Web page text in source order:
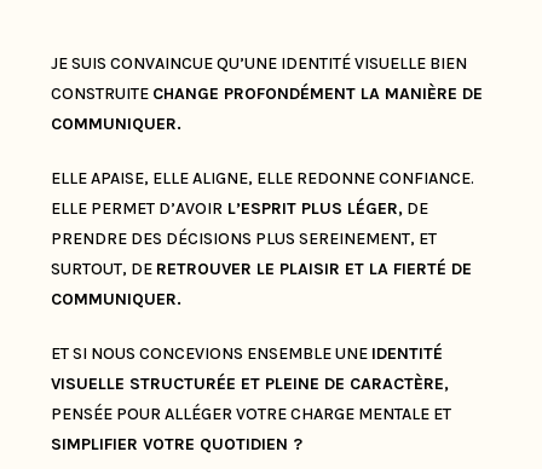
JE SUIS CONVAINCUE QU’UNE IDENTITÉ VISUELLE BIEN
CONSTRUITE CHANGE PROFONDÉMENT LA MANIÈRE DE
COMMUNIQUER.
ELLE APAISE, ELLE ALIGNE, ELLE REDONNE CONFIANCE.
ELLE PERMET D’AVOIR L’ESPRIT PLUS LÉGER, DE
PRENDRE DES DÉCISIONS PLUS SEREINEMENT, ET
SURTOUT, DE RETROUVER LE PLAISIR ET LA FIERTÉ DE
COMMUNIQUER.
ET SI NOUS CONCEVIONS ENSEMBLE UNE IDENTITÉ
VISUELLE STRUCTURÉE ET PLEINE DE CARACTÈRE,
PENSÉE POUR ALLÉGER VOTRE CHARGE MENTALE ET
SIMPLIFIER VOTRE QUOTIDIEN ?